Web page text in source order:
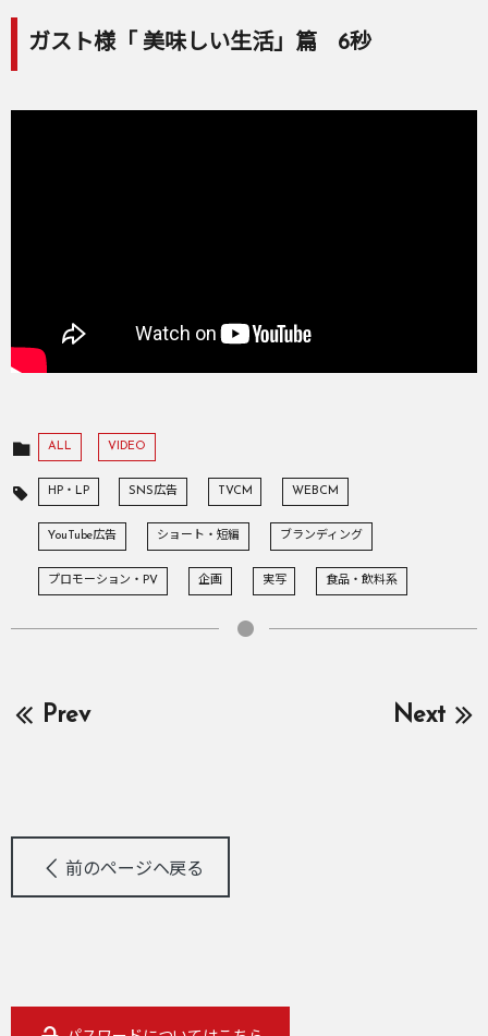
ガスト様「 美味しい生活」篇 6秒
ALL VIDEO
HP・LP SNS広告 TVCM WEBCM
YouTube広告 ショート・短編 ブランディング
プロモーション・PV 企画 実写 食品・飲料系
Prev Next
前のページヘ戻る